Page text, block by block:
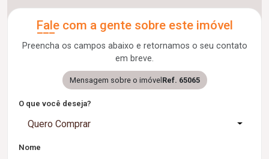
Fale com a gente sobre este imóvel
Preencha os campos abaixo e retornamos o seu contato
em breve.
Mensagem sobre o imóvelRef. 65065
O que você deseja?
Quero Comprar
Nome